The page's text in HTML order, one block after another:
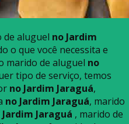
de aluguel no Jardim
o que você necessita e
marido de aluguel no
tipo de serviço, temos
no Jardim Jaraguá,
no Jardim Jaraguá, marido
Jardim Jaraguá , marido de